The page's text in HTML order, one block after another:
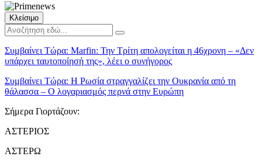
Κλείσιμο
Συμβαίνει Τώρα: Marfin: Την Τρίτη απολογείται η 46χρονη – «Δεν
υπάρχει ταυτοποίησή της», λέει ο συνήγορος
Συμβαίνει Τώρα: Η Ρωσία στραγγαλίζει την Ουκρανία από τη
θάλασσα – Ο λογαριασμός περνά στην Ευρώπη
Σήμερα Γιορτάζουν:
ΑΣΤΕΡΙΟΣ
ΑΣΤΕΡΩ